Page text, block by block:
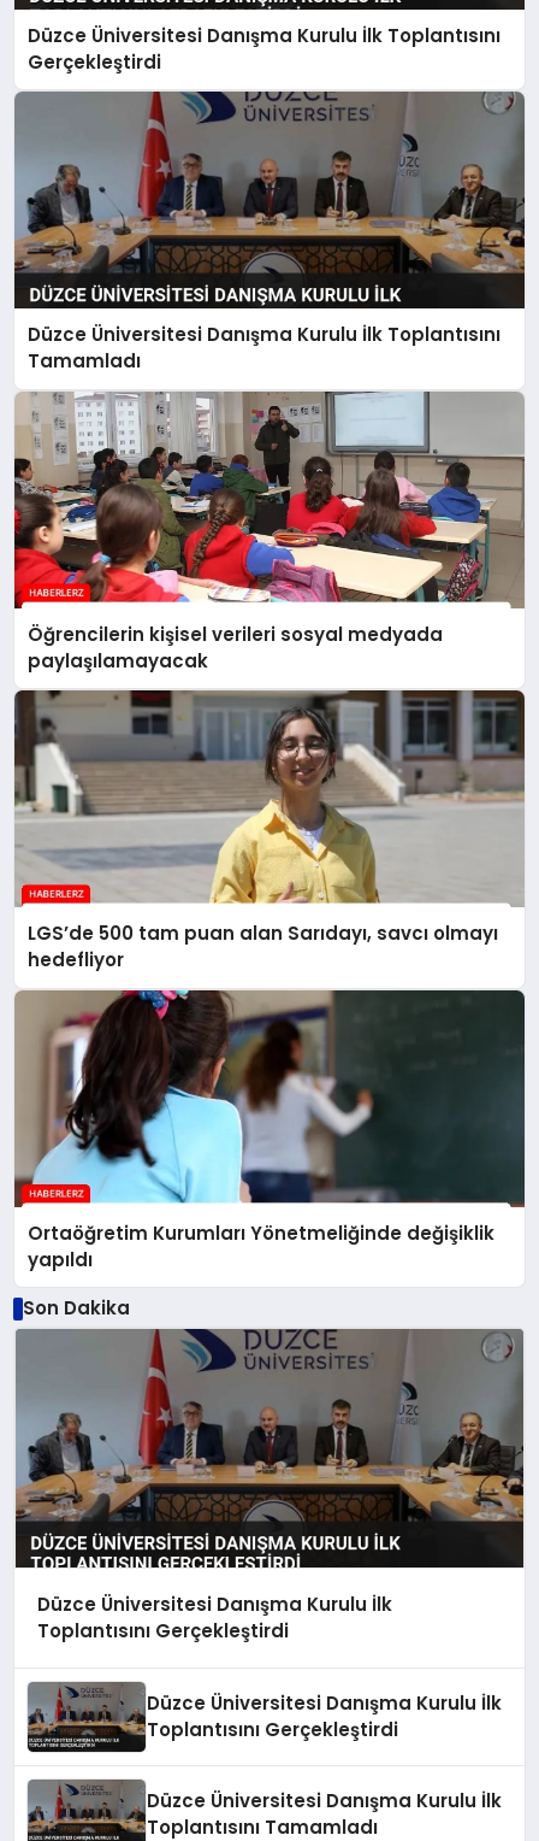
Düzce Üniversitesi Danışma Kurulu İlk Toplantısını
Gerçekleştirdi
Düzce Üniversitesi Danışma Kurulu İlk Toplantısını
Tamamladı
Öğrencilerin kişisel verileri sosyal medyada
paylaşılamayacak
LGS’de 500 tam puan alan Sarıdayı, savcı olmayı
hedefliyor
Ortaöğretim Kurumları Yönetmeliğinde değişiklik
yapıldı
Son Dakika
Düzce Üniversitesi Danışma Kurulu İlk
Toplantısını Gerçekleştirdi
Düzce Üniversitesi Danışma Kurulu İlk
Toplantısını Gerçekleştirdi
Düzce Üniversitesi Danışma Kurulu İlk
Toplantısını Tamamladı